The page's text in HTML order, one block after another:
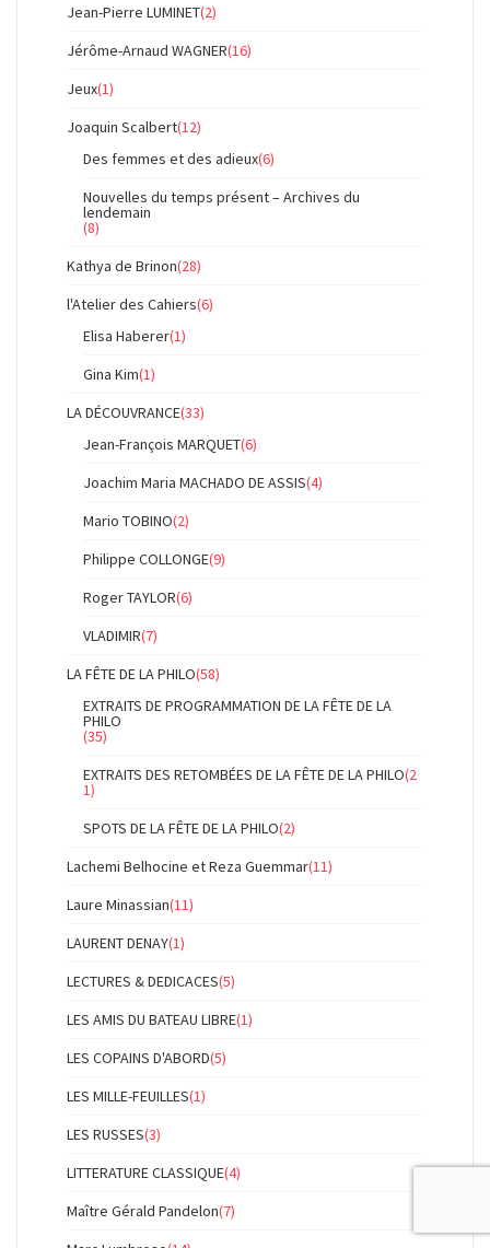
Jean-Pierre LUMINET(2)
Jérôme-Arnaud WAGNER(16)
Jeux(1)
Joaquin Scalbert(12)
Des femmes et des adieux(6)
Nouvelles du temps présent – Archives du
lendemain
(8)
Kathya de Brinon(28)
l'Atelier des Cahiers(6)
Elisa Haberer(1)
Gina Kim(1)
LA DÉCOUVRANCE(33)
Jean-François MARQUET(6)
Joachim Maria MACHADO DE ASSIS(4)
Mario TOBINO(2)
Philippe COLLONGE(9)
Roger TAYLOR(6)
VLADIMIR(7)
LA FÊTE DE LA PHILO(58)
EXTRAITS DE PROGRAMMATION DE LA FÊTE DE LA
PHILO
(35)
EXTRAITS DES RETOMBÉES DE LA FÊTE DE LA PHILO(2
1)
SPOTS DE LA FÊTE DE LA PHILO(2)
Lachemi Belhocine et Reza Guemmar(11)
Laure Minassian(11)
LAURENT DENAY(1)
LECTURES & DEDICACES(5)
LES AMIS DU BATEAU LIBRE(1)
LES COPAINS D'ABORD(5)
LES MILLE-FEUILLES(1)
LES RUSSES(3)
LITTERATURE CLASSIQUE(4)
Maître Gérald Pandelon(7)